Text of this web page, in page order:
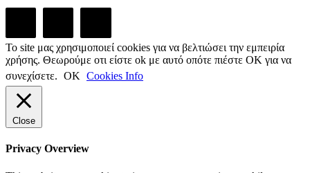
Το site μας χρησιμοποιεί cookies για να βελτιώσει την εμπειρία
χρήσης. Θεωρούμε οτι είστε ok με αυτό οπότε πιέστε ΟΚ για να
συνεχίσετε. ΟΚ Cookies Info
Close
Privacy Overview